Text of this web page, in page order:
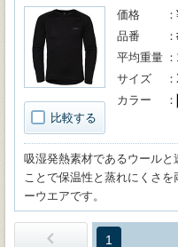
比較する
価格
品番
平均重量
サイズ
カラー
吸湿発熱素材であるウール
ことで保温性と蒸れにくさ
ーウエアです。
1